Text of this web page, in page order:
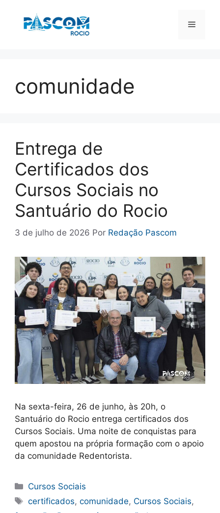
Menu
comunidade
Entrega de
Certificados dos
Cursos Sociais no
Santuário do Rocio
3 de julho de 2026 Por Redação Pascom
Na sexta-feira, 26 de junho, às 20h, o
Santuário do Rocio entrega certificados dos
Cursos Sociais. Uma noite de conquistas para
quem apostou na própria formação com o apoio
da comunidade Redentorista.
Categorias
Cursos Sociais
Tags
certificados,comunidade, Cursos Sociais,